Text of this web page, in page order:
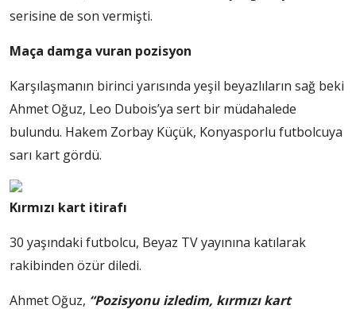
serisine de son vermişti.
Maça damga vuran pozisyon
Karşılaşmanın birinci yarısında yeşil beyazlıların sağ beki
Ahmet Oğuz, Leo Dubois’ya sert bir müdahalede
bulundu. Hakem Zorbay Küçük, Konyasporlu futbolcuya
sarı kart gördü.
Kırmızı kart itirafı
30 yaşındaki futbolcu, Beyaz TV yayınına katılarak
rakibinden özür diledi.
Ahmet Oğuz, “Pozisyonu izledim, kırmızı kart